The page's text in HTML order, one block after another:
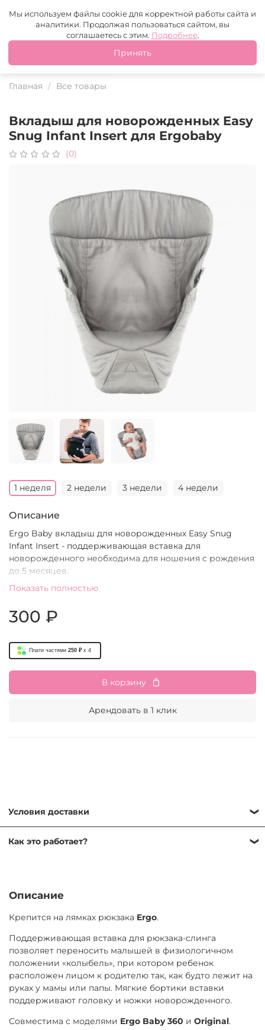
Москва +7 (499) 110-97-95 MAX Tg
Это ваш город?
Главная Все товары
Вкладыш для новорожденных Easy
Snug Infant Insert для Ergobaby
(0)
1 неделя 2 недели 3 недели 4 недели
Описание
Ergo Baby вкладыш для новорожденных Easy Snug
Infant Insert - поддерживающая вставка для
новорожденного необходима для ношения c рождения
до 5 месяцев.
Показать полностью
300 ₽
Плати частями 250 ₽ x 4
В корзину
Арендовать в 1 клик
Условия доставки
ул. Никулинская 23к1, ежедневно 9:00–21:00
Доставка за МКАД — от 600 ₽
Сегодня
Возврат курьером (по тарифам доставки) или в ПВЗ (ул.
Никулинская 23к1) ежедневно 9:00–21:00
Как это работает?
паспорт РФ для подтверждения личности. Если
паспорта РФ нет, потребуется залог (от 1000 ₽)
Товар можно вернуть в любой момент самостоятельно
или через нашего курьера, при досрочном возврате
оплата не пересчитывается.
Продлить аренду можно онлайн, сообщив нам
продление.
Описание
Крепится на лямках рюкзака Ergo.
Поддерживающая вставка для рюкзака-слинга
позволяет переносить малышей в физиологичном
положении «колыбель», при котором ребенок
расположен лицом к родителю так, как будто лежит на
руках у мамы или папы. Мягкие бортики вставки
поддерживают головку и ножки новорожденного.
Совместима с моделями Ergo Baby 360 и Original.
Мы используем файлы cookie для корректной работы сайта и
аналитики. Продолжая пользоваться сайтом, вы
соглашаетесь с этим. Подробнее.
Принять